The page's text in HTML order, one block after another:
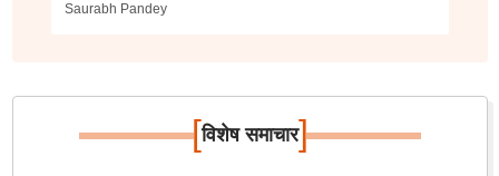
Saurabh Pandey
[विशेष समाचार]